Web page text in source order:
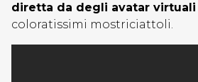
diretta da degli avatar virtuali
coloratissimi mostriciattoli.